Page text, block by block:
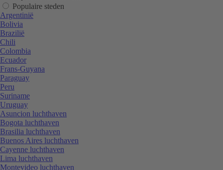
Populaire steden
Argentinië
Bolivia
Brazilië
Chili
Colombia
Ecuador
Frans-Guyana
Paraguay
Peru
Suriname
Uruguay
Asuncion luchthaven
Bogota luchthaven
Brasilia luchthaven
Buenos Aires luchthaven
Cayenne luchthaven
Lima luchthaven
Montevideo luchthaven